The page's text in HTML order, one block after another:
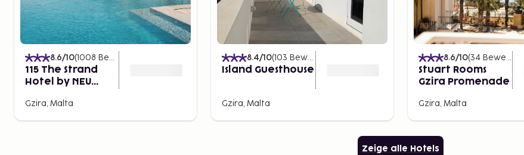
8.6/10(1008 Bewertungen
115 The Strand
Hotel by NEU
Gzira, Malta
8.4/10(103 Bewertungen
Island Guesthouse
Gzira, Malta
8.6/10(34 Bewertungen
Stuart Rooms
Gzira Promenade
Gzira, Malta
Zeige alle Hotels